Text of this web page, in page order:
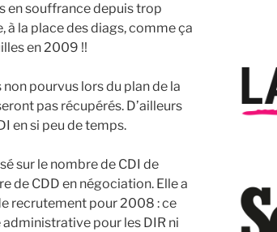
en souffrance depuis trop
à la place des diags, comme ça
en 2009 !!
pourvus lors du plan de la
pas récupérés. D’ailleurs
en si peu de temps.
sur le nombre de CDI de
de CDD en négociation. Elle a
recrutement pour 2008 : ce
pour les DIR ni